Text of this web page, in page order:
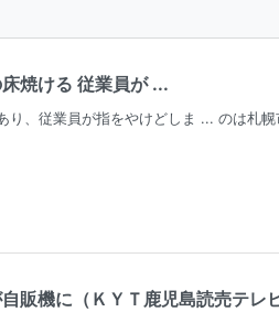
焼ける 従業員が ...
、従業員が指をやけどしま ... のは札
販機に（ＫＹＴ鹿児島読売テレ